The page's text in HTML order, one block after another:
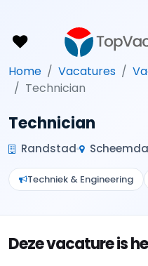
Home Vacatures
Technician
Technician
Randstad Scheemda
Techniek & Engineering
Deze vacature is